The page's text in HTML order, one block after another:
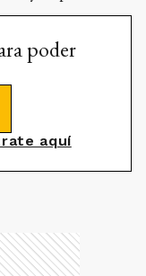
poder
aquí